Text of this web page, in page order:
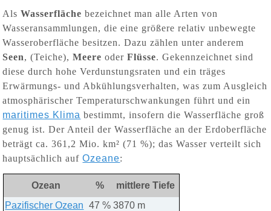
AlsWasserfläche bezeichnet man alle Arten von
Wasseransammlungen, die eine größere relativ unbewegte
Wasseroberfläche besitzen. Dazu zählen unter anderem
Seen, (Teiche),Meere oderFlüsse. Gekennzeichnet sind
diese durch hohe Verdunstungsraten und ein träges
Erwärmungs- und Abkühlungsverhalten, was zum Ausgleich
atmosphärischer Temperaturschwankungen führt und ein
maritimes Klima bestimmt, insofern die Wasserfläche groß
genug ist. Der Anteil der Wasserfläche an der Erdoberfläche
beträgt ca. 361,2 Mio. km² (71 %); das Wasser verteilt sich
hauptsächlich aufOzeane:
Ozean %
mittlere Tiefe
Pazifischer Ozean 47 % 3870 m